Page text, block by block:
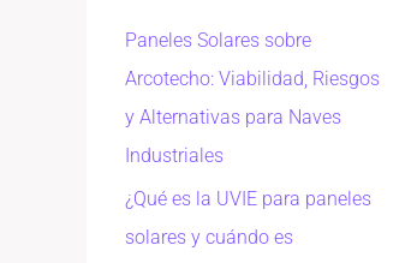
Paneles Solares sobre
Arcotecho: Viabilidad, Riesgos
y Alternativas para Naves
Industriales
¿Qué es la UVIE para paneles
solares y cuándo es